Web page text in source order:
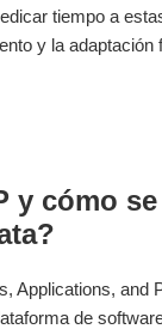
tiempo a
y la adaptación
y cómo
Applications, and
de